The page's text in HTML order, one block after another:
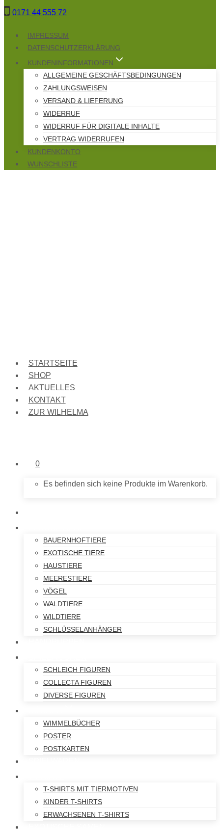
Zum
Inhalt
0171 44 555 72
IMPRESSUM
DATENSCHUTZERKLÄRUNG
KUNDENINFORMATIONEN
ALLGEMEINE GESCHÄFTSBEDINGUNGEN
ZAHLUNGSWEISEN
VERSAND & LIEFERUNG
WIDERRUF
WIDERRUF FÜR DIGITALE INHALTE
VERTRAG WIDERRUFEN
KUNDENKONTO
WUNSCHLISTE
STARTSEITE
SHOP
AKTUELLES
KONTAKT
ZUR WILHELMA
0
Es befinden sich keine Produkte im Warenkorb.
BAUERNHOFTIERE
EXOTISCHE TIERE
HAUSTIERE
MEERESTIERE
VÖGEL
WALDTIERE
WILDTIERE
SCHLÜSSELANHÄNGER
SCHLEICH FIGUREN
COLLECTA FIGUREN
DIVERSE FIGUREN
WIMMELBÜCHER
POSTER
POSTKARTEN
T-SHIRTS MIT TIERMOTIVEN
KINDER T-SHIRTS
ERWACHSENEN T-SHIRTS